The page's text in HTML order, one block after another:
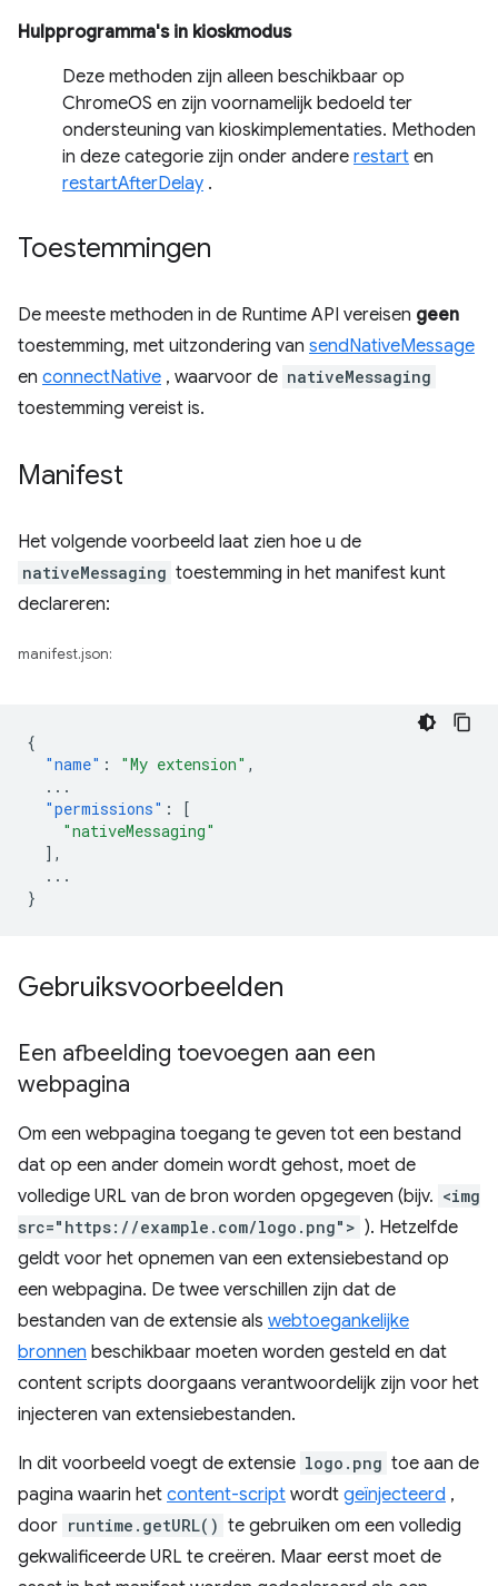
Hulpprogramma's in kioskmodus
Deze methoden zijn alleen beschikbaar op
ChromeOS en zijn voornamelijk bedoeld ter
ondersteuning van kioskimplementaties. Methoden
in deze categorie zijn onder andere restart en
restartAfterDelay .
Toestemmingen
De meeste methoden in de Runtime API vereisen geen
toestemming, met uitzondering van sendNativeMessage
en connectNative , waarvoor de nativeMessaging
toestemming vereist is.
Manifest
Het volgende voorbeeld laat zien hoe u de
nativeMessaging toestemming in het manifest kunt
declareren:
manifest.json:
{
"name" : "My extension" ,
...
"permissions" :
[
"nativeMessaging"
],
...
}
Gebruiksvoorbeelden
Een afbeelding toevoegen aan een
webpagina
Om een ​​webpagina toegang te geven tot een bestand
dat op een ander domein wordt gehost, moet de
volledige URL van de bron worden opgegeven (bijv. <img
src="https://example.com/logo.png"> ). Hetzelfde
geldt voor het opnemen van een extensiebestand op
een webpagina. De twee verschillen zijn dat de
bestanden van de extensie als webtoegankelijke
bronnen beschikbaar moeten worden gesteld en dat
content scripts doorgaans verantwoordelijk zijn voor het
injecteren van extensiebestanden.
In dit voorbeeld voegt de extensie logo.png toe aan de
pagina waarin het content-script wordt geïnjecteerd ,
door runtime.getURL() te gebruiken om een ​​volledig
gekwalificeerde URL te creëren. Maar eerst moet de